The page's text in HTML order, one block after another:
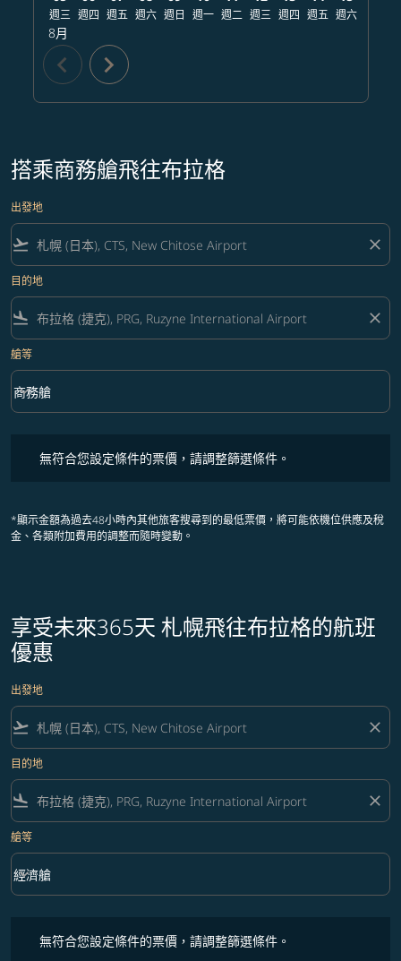
週三
8月
週四 週五 週六 週日 週一 週二 週三 週四 週五 週六
chevron_left chevron_right
搭乘商務艙飛往布拉格
出發地
flight_takeoff close
目的地
flight_land close
艙等
艙等 option 商務艙 Selected
商務艙
keyboard_arrow_down
無符合您設定條件的票價，請調整篩選條件。
*顯示金額為過去48小時內其他旅客搜尋到的最低票價，將可能依機位供應及稅
金、各類附加費用的調整而隨時變動。
享受未來365天 札幌飛往布拉格的航班
優惠
出發地
flight_takeoff close
目的地
flight_land close
艙等
艙等 option 經濟艙 Selected
經濟艙
keyboard_arrow_down
無符合您設定條件的票價，請調整篩選條件。